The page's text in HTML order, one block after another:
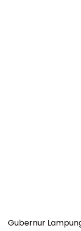
Gubernur